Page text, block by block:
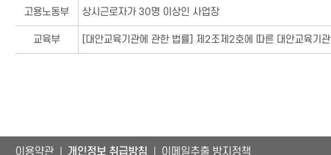
고용노동부 상시근로자가 30명 이상인 사업장
교육부 [대안교육기관에 관한 법률] 제2조제2호에 따른 대안교육기관
이용약관 개인정보 취급방침 이메일추출 방지정책